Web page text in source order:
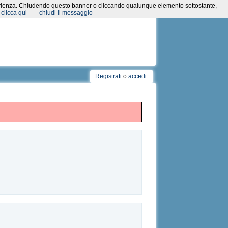
Registrati o accedi
Chiudendo questo banner o cliccando qualunque elemento sottostante,
clicca qui chiudi il messaggio